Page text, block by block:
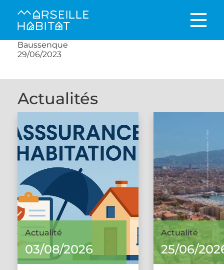
Baussenque
29/06/2023
Actualités
Actualité
03/08/2026
Actualité
25/06/